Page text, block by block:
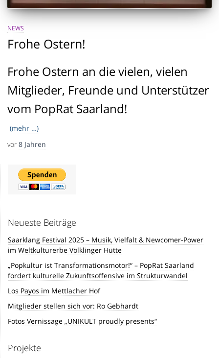
NEWS
Frohe Ostern!
Frohe Ostern an die vielen, vielen
Mitglieder, Freunde und Unterstützer
vom PopRat Saarland!
(mehr …)
vor 8 Jahren
Neueste Beiträge
Saarklang Festival 2025 – Musik, Vielfalt & Newcomer-Power
im Weltkulturerbe Völklinger Hütte
„Popkultur ist Transformationsmotor!“ – PopRat Saarland
fordert kulturelle Zukunftsoffensive im Strukturwandel
Los Payos im Mettlacher Hof
Mitglieder stellen sich vor: Ro Gebhardt
Fotos Vernissage „UNIKULT proudly presents“
Projekte